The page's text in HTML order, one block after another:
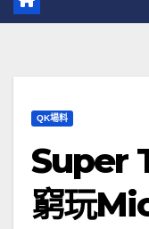
QK場料
Super
窮玩